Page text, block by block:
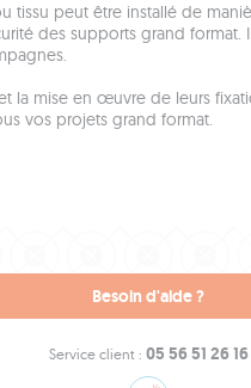
tissu peut être installé de
des supports grand
la mise en œuvre de leurs
vos projets grand format.
Besoin d'aide ?
Service client : 05 56 51 26 16